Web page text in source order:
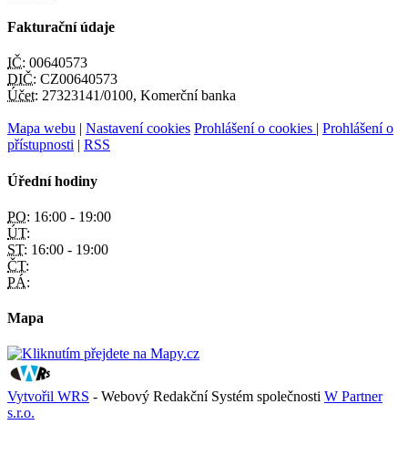
Fakturační údaje
IČ: 00640573
DIČ: CZ00640573
Účet: 27323141/0100, Komerční banka
Mapa webu | Nastavení cookies Prohlášení o cookies | Prohlášení o
přístupnosti | RSS
Úřední hodiny
PO: 16:00 - 19:00
ÚT:
ST: 16:00 - 19:00
ČT:
PÁ:
Mapa
Vytvořil WRS - Webový Redakční Systém společnosti W Partner
s.r.o.